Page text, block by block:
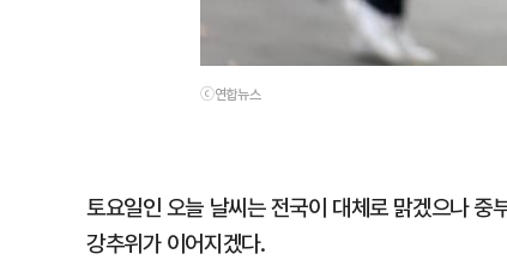
ⓒ연합뉴스
토요일인 오늘 날씨는 전국이 대체로 맑겠으나
강추위가 이어지겠다.